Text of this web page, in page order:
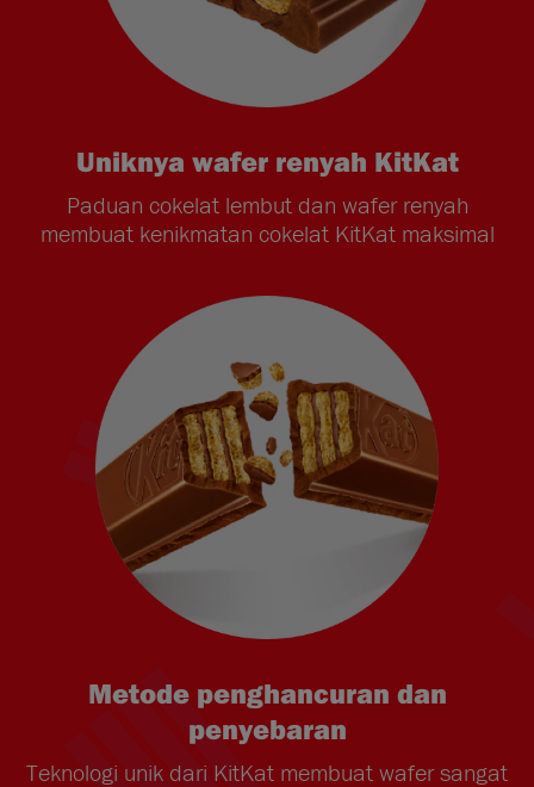
Uniknya wafer renyah KitKat
Paduan cokelat lembut dan wafer renyah
membuat kenikmatan cokelat KitKat maksimal
Metode penghancuran dan
penyebaran
Teknologi unik dari KitKat membuat wafer sangat